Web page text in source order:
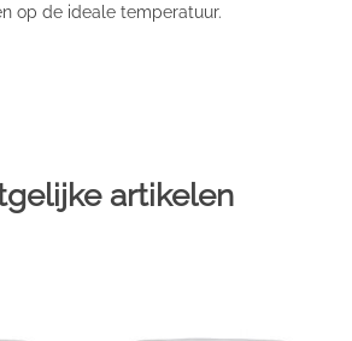
op de ideale temperatuur.
artikelen